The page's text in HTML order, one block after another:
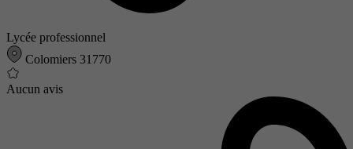
Lycée professionnel
Colomiers 31770
Aucun avis